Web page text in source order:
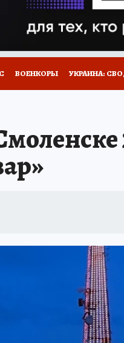
ВОЕНКОРЫ УКРАИНА: